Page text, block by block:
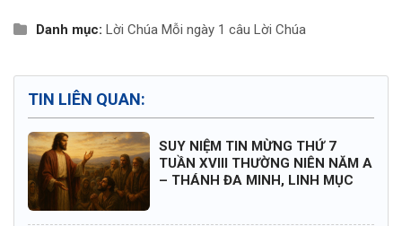
Danh mục: Lời Chúa Mỗi ngày 1 câu Lời Chúa
TIN LIÊN QUAN:
SUY NIỆM TIN MỪNG THỨ 7
TUẦN XVIII THƯỜNG NIÊN NĂM A
– THÁNH ĐA MINH, LINH MỤC